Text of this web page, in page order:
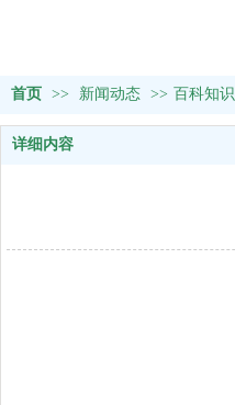
首页 >> 新闻动态 >> 百科知识
详细内容